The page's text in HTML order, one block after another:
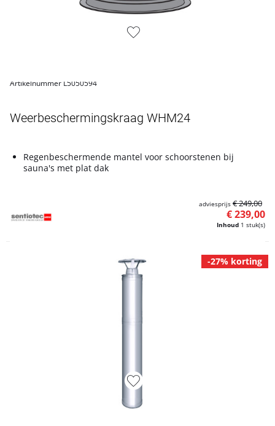
Artikelnummer L5050594
Weerbeschermingskraag WHM24
Regenbeschermende mantel voor schoorstenen bij
sauna's met plat dak
Inhoud 1 stuk(s)
€ 239,00
adviesprijs € 249,00
-27% korting